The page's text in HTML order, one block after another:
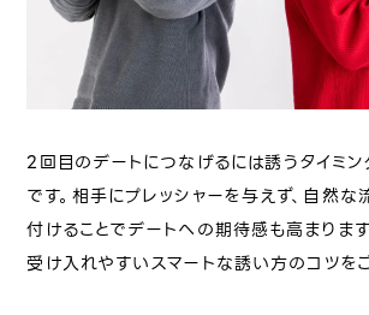
2回目のデートにつなげるには誘うタイミ
です。相手にプレッシャーを与えず、自然
付けることでデートへの期待感も高まりま
受け入れやすいスマートな誘い方のコツをご